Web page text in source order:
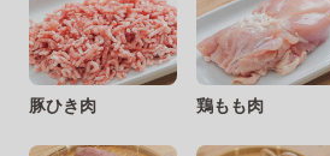
豚ひき肉 鶏もも肉